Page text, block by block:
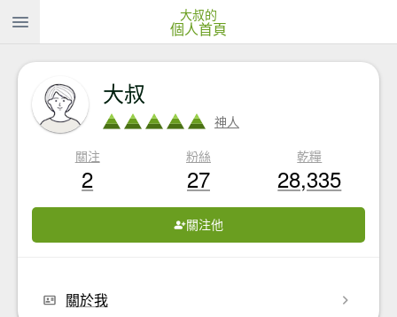
大叔的
個人首頁
大叔
神人
關注
2
粉絲
27
乾糧
28,335
關注他
關於我